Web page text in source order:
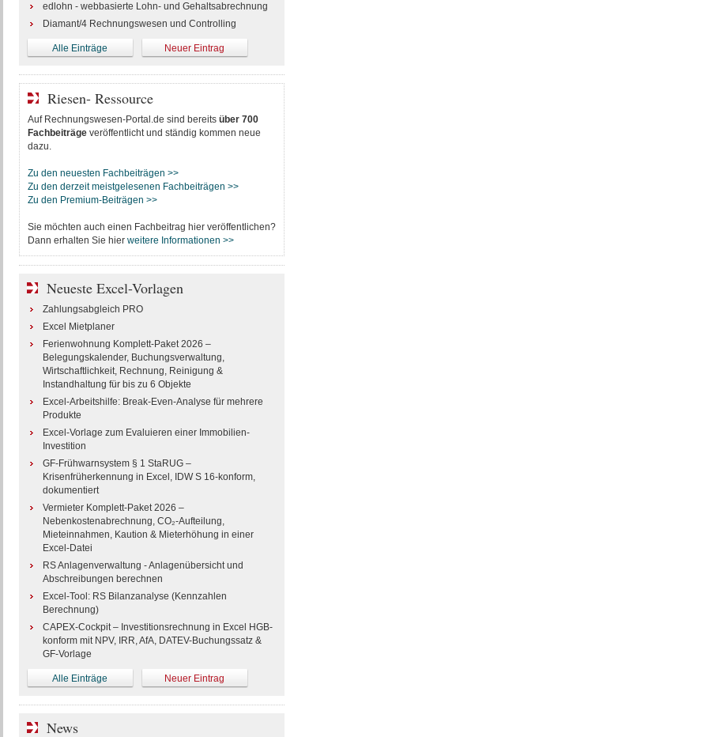
edlohn - webbasierte Lohn- und Gehaltsabrechnung
Diamant/4 Rechnungswesen und Controlling
Alle Einträge Neuer Eintrag
Riesen- Ressource
Auf Rechnungswesen-Portal.de sind bereits über 700
Fachbeiträgeveröffentlicht und ständig kommen neue
dazu.
Zu den neuesten Fachbeiträgen >>
Zu den derzeit meistgelesenen Fachbeiträgen >>
Zu den Premium-Beiträgen >>
Sie möchten auch einen Fachbeitrag hier veröffentlichen?
Dann erhalten Sie hier weitere Informationen >>
Neueste Excel-Vorlagen
Zahlungsabgleich PRO
Excel Mietplaner
Ferienwohnung Komplett-Paket 2026 –
Belegungskalender, Buchungsverwaltung,
Wirtschaftlichkeit, Rechnung, Reinigung &
Instandhaltung für bis zu 6 Objekte
Excel-Arbeitshilfe: Break-Even-Analyse für mehrere
Produkte
Excel-Vorlage zum Evaluieren einer Immobilien-
Investition
GF-Frühwarnsystem § 1 StaRUG –
Krisenfrüherkennung in Excel, IDW S 16-konform,
dokumentiert
Vermieter Komplett-Paket 2026 –
Nebenkostenabrechnung, CO₂-Aufteilung,
Mieteinnahmen, Kaution & Mieterhöhung in einer
Excel-Datei
RS Anlagenverwaltung - Anlagenübersicht und
Abschreibungen berechnen
Excel-Tool: RS Bilanzanalyse (Kennzahlen
Berechnung)
CAPEX-Cockpit – Investitionsrechnung in Excel HGB-
konform mit NPV, IRR, AfA, DATEV-Buchungssatz &
GF-Vorlage
Alle Einträge Neuer Eintrag
News